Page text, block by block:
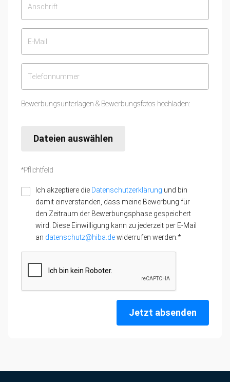
Bewerbungsunterlagen & Bewerbungsfotos hochladen:
Dateien auswählen
*Pflichtfeld
Ich akzeptiere die Datenschutzerklärung und bin
damit einverstanden, dass meine Bewerbung für
den Zeitraum der Bewerbungsphase gespeichert
wird. Diese Einwilligung kann zu jederzeit per E-Mail
an datenschutz@hiba.dewiderrufen werden.*
Jetzt absenden